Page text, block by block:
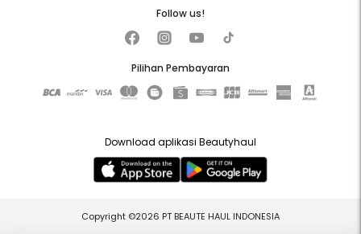
Pilihan Pembayaran
Follow us!
Download aplikasi Beautyhaul
Copyright ©2026 PT BEAUTE HAUL INDONESIA